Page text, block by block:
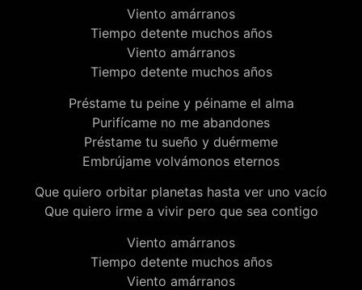
Viento amárranos
Tiempo detente muchos años
Viento amárranos
Tiempo detente muchos años
Préstame tu peine y péiname el alma
Purifícame no me abandones
Préstame tu sueño y duérmeme
Embrújame volvámonos eternos
Que quiero orbitar planetas hasta ver uno vacío
Que quiero irme a vivir pero que sea contigo
Viento amárranos
Tiempo detente muchos años
Viento amárranos